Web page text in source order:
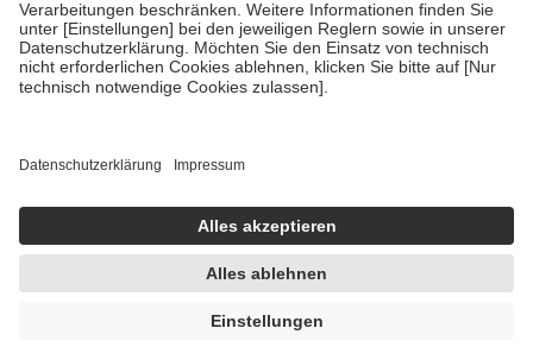
• Kindern und Jugendlichen bis zum vollendeten 18. Lebensjahr
mit Ausnahme der Fahrkosten
• Untersuchungen zur Vorsorge und Früherkennung, die von der
GKV getragen werden
Einholung von Bewertungen. Trusted Shops hat Maßnahmen
getroffen, um sicherzustellen, dass es sich um echte Bewertungen
handelt. Mehr Informationen findest du hier:
https://help.etrusted.com/hc/de/articles/4419944605341